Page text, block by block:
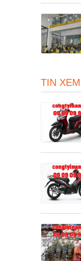
TIN